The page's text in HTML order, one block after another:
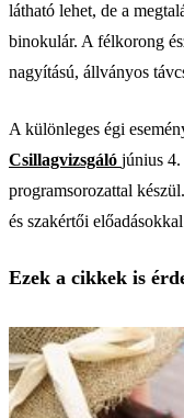
látható lehet, de a
binokulár. A félkorong
nagyítású, állványos
A különleges égi
Csillagvizsgáló június 4.
programsorozattal
és szakértői
Ezek a cikkek is